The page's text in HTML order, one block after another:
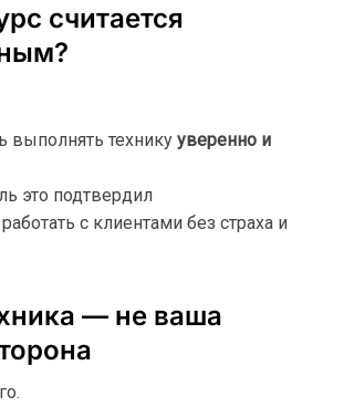
считается
выполнять технику уверенно и
это подтвердил
работать с клиентами без страха и
— не ваша